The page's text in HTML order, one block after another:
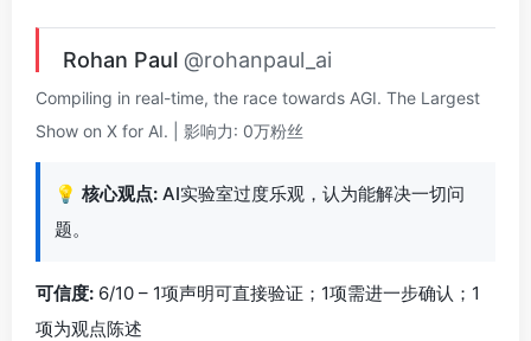
Rohan Paul @rohanpaul_ai
Compiling in real-time, the race towards AGI. The Largest
Show on X for AI. | 影响力: 0万粉丝
💡 核心观点: AI实验室过度乐观，认为能解决一切问
题。
可信度: 6/10 – 1项声明可直接验证；1项需进一步确认；1
项为观点陈述